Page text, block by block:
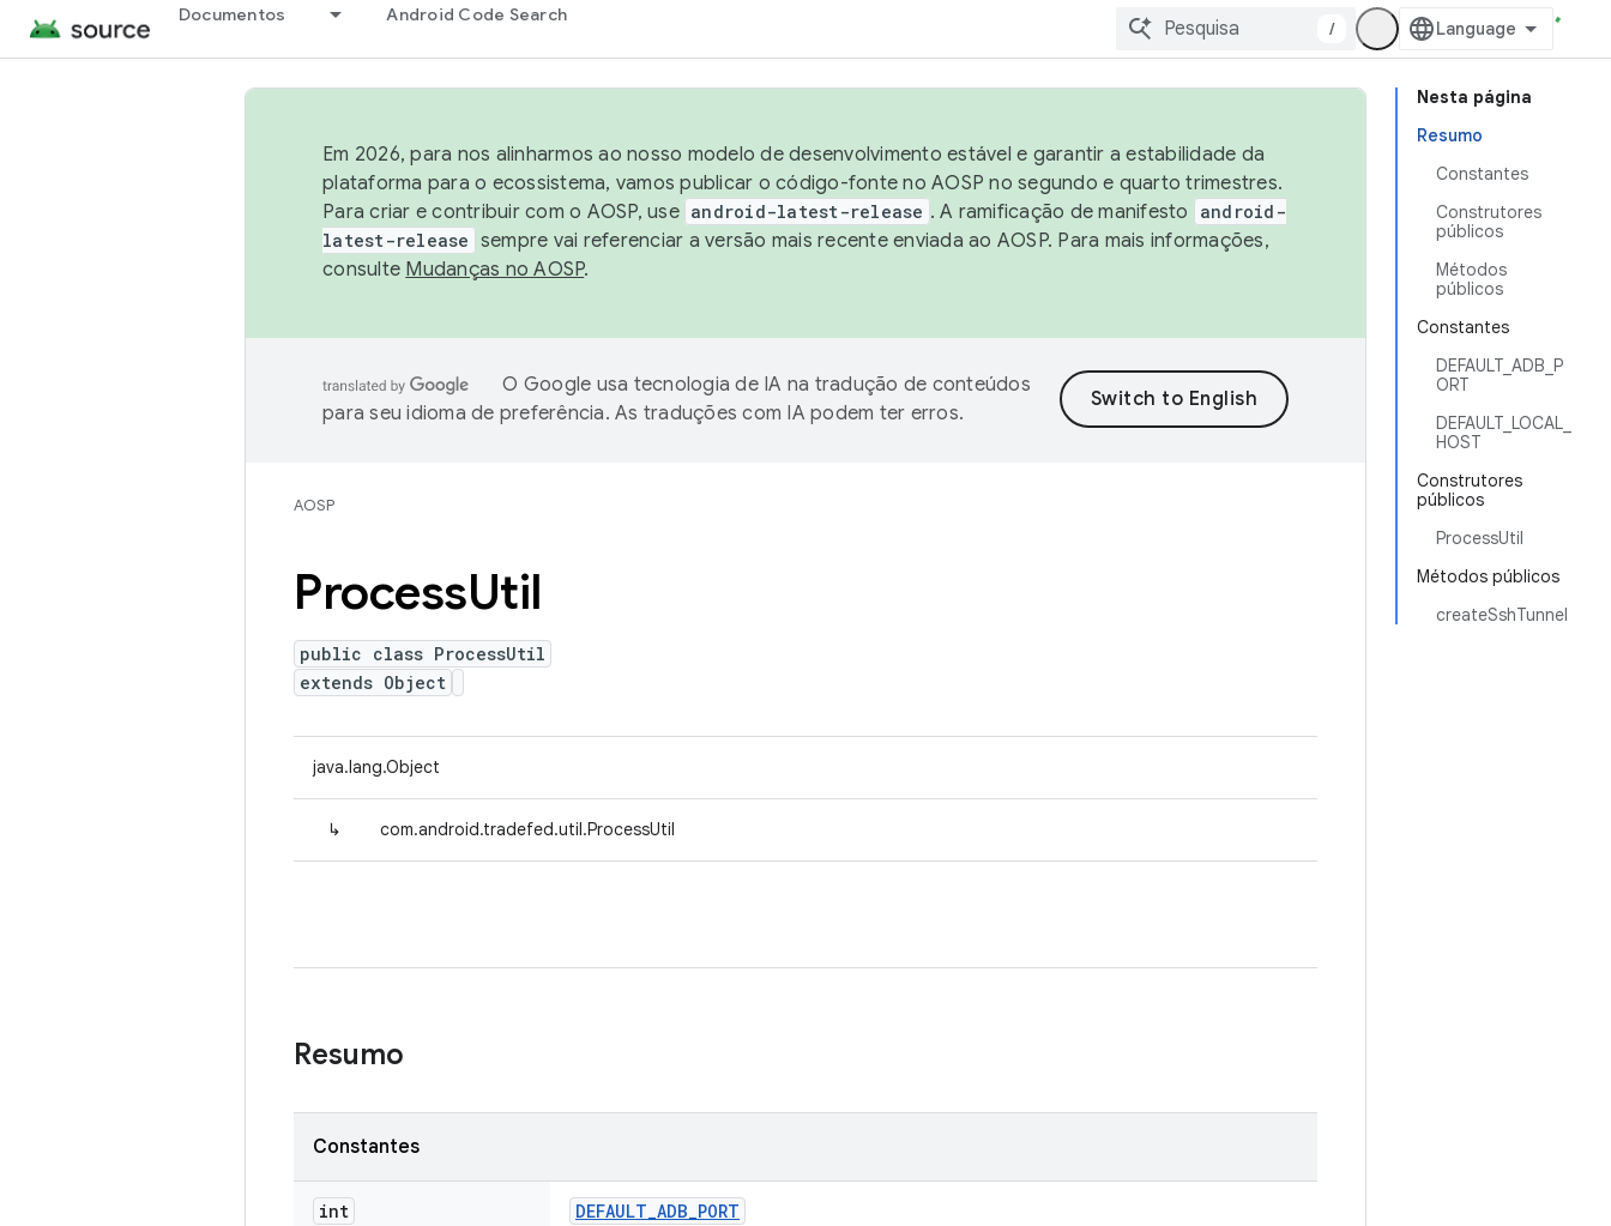
Documentos Android Code Search
/
Nesta página
Resumo
Constantes
Construtores
públicos
Métodos
públicos
Constantes
DEFAULT_ADB_P
ORT
DEFAULT_LOCAL_
HOST
Construtores
públicos
ProcessUtil
Métodos públicos
createSshTunnel
Em 2026, para nos alinharmos ao nosso modelo de desenvolvimento estável e garantir a estabilidade da
plataforma para o ecossistema, vamos publicar o código-fonte no AOSP no segundo e quarto trimestres.
Para criar e contribuir com o AOSP, use android-latest-release . A ramificação de manifesto
android-
latest-release sempre vai referenciar a versão mais recente enviada ao AOSP. Para mais informações,
consulte Mudanças no AOSP.
O Google usa tecnologia de IA na tradução de conteúdos
para seu idioma de preferência. As traduções com IA podem ter erros.
AOSP
ProcessUtil
public class ProcessUtil
extends Object
java.lang.Object
↳ com.android.tradefed.util.ProcessUtil
Resumo
Constantes
int DEFAULT_ADB_PORT